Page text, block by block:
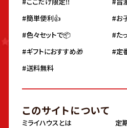
#簡単便利👍
#お
#色々セットで📦
#た
#ギフトにおすすめ🎁
#定
#送料無料
このサイトについて
ミライハウスとは
定